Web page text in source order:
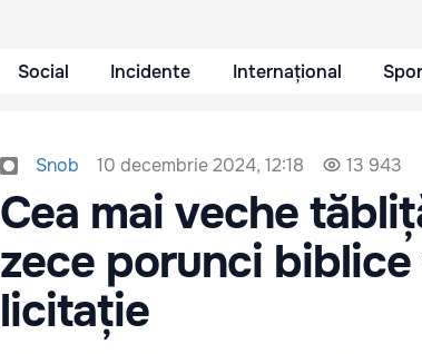
Social Incidente Internațional
Snob 10 decembrie 2024, 12:18 13 943
Cea mai veche
zece porunci biblice
licitație